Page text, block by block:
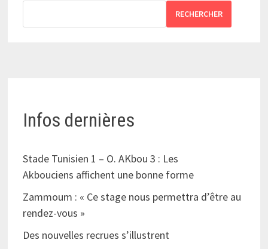
RECHERCHER
Infos dernières
Stade Tunisien 1 – O. AKbou 3 : Les
Akbouciens affichent une bonne forme
Zammoum : « Ce stage nous permettra d’être au
rendez-vous »
Des nouvelles recrues s’illustrent